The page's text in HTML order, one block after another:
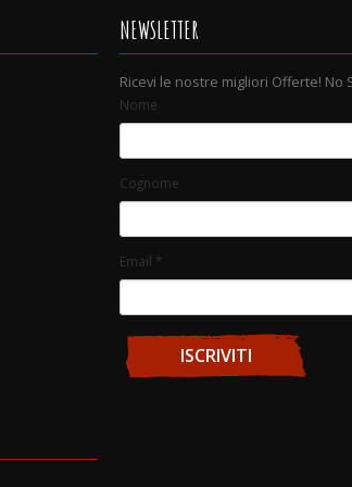
NEWSLETTER
Ricevi le nostre migliori Offerte! No
Nome
Cognome
Email *